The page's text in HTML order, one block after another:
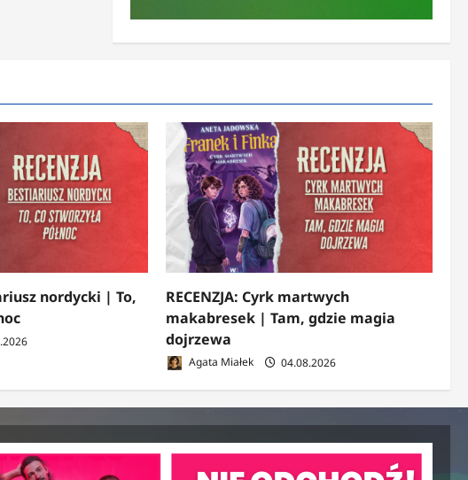
nordycki | To,
RECENZJA: Cyrk martwych
makabresek | Tam, gdzie magia
dojrzewa
Agata Miałek 04.08.2026